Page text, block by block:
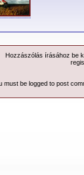
Hozzászólás írásához be
must be logged to post